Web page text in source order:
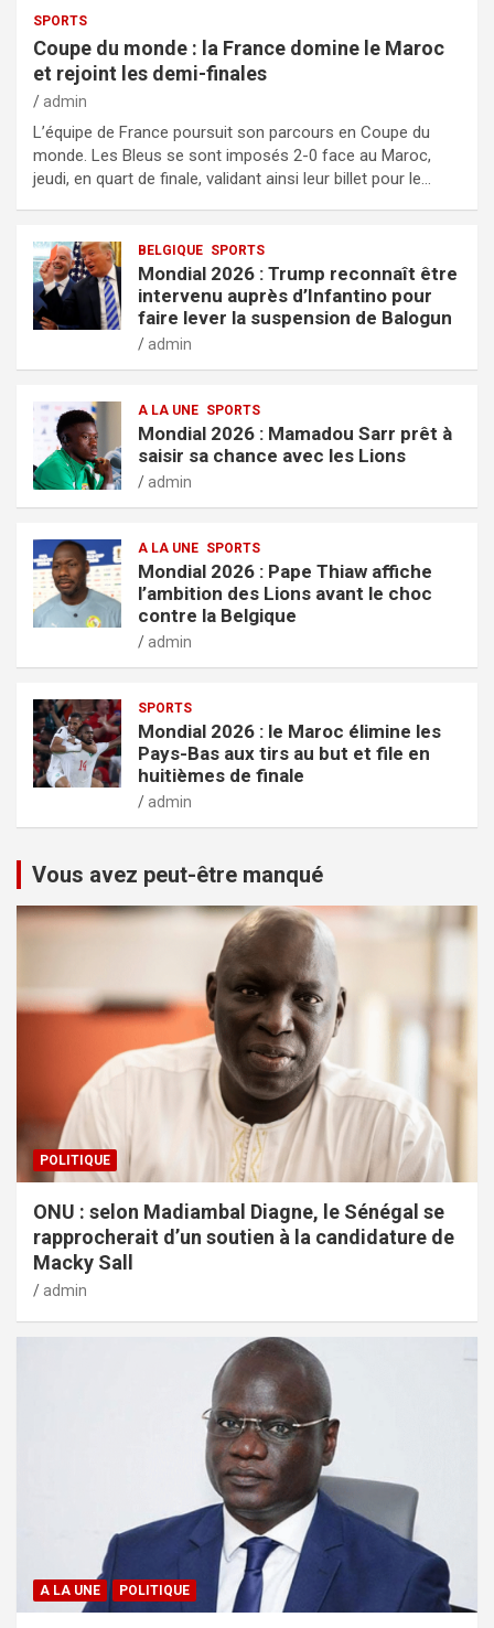
SPORTS
Coupe du monde : la France domine le Maroc
et rejoint les demi-finales
admin
L’équipe de France poursuit son parcours en Coupe du
monde. Les Bleus se sont imposés 2-0 face au Maroc,
jeudi, en quart de finale, validant ainsi leur billet pour le…
BELGIQUE SPORTS
Mondial 2026 : Trump reconnaît être
intervenu auprès d’Infantino pour
faire lever la suspension de Balogun
admin
A LA UNE SPORTS
Mondial 2026 : Mamadou Sarr prêt à
saisir sa chance avec les Lions
admin
A LA UNE SPORTS
Mondial 2026 : Pape Thiaw affiche
l’ambition des Lions avant le choc
contre la Belgique
admin
SPORTS
Mondial 2026 : le Maroc élimine les
Pays-Bas aux tirs au but et file en
huitièmes de finale
admin
Vous avez peut-être manqué
POLITIQUE
ONU : selon Madiambal Diagne, le Sénégal se
rapprocherait d’un soutien à la candidature de
Macky Sall
admin
A LA UNE POLITIQUE